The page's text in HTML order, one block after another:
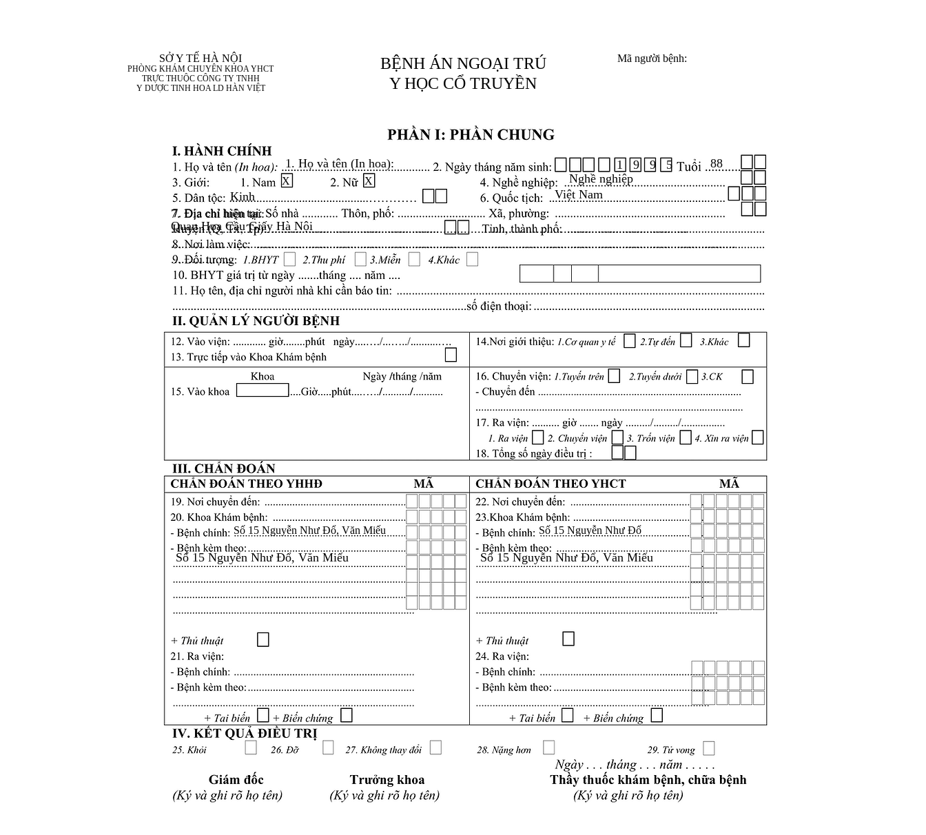
SỞ Y TẾ HÀ NỘI
PHÒNG KHÁM CHUYÊN KHOA YHCT
TRỰC THUỘC CÔNG TY TNHH
Y DƯỢC TINH HOA LD HÀN VIỆT
BỆNH ÁN NGOẠI TRÚ
Y HỌC CỔ TRUYỀN
Mã người bệnh:
1. Họ và tên (In hoa): 1 9 9 5 88
X X
Nghề nghiệp
Việt Nam
Kinh
7. Địa chỉ hiện tại:
......................................................................................................................................................
....................................................................................................................................................................
..................
Quan Hoa Cầu Giấy Hà Nội
Số 15 Nguyễn Như Đổ, Văn Miếu
Số 15 Nguyễn Như Đổ, Văn Miếu
Số 15 Nguyễn Như Đổ
Số 15 Nguyễn Như Đổ, Văn Miếu